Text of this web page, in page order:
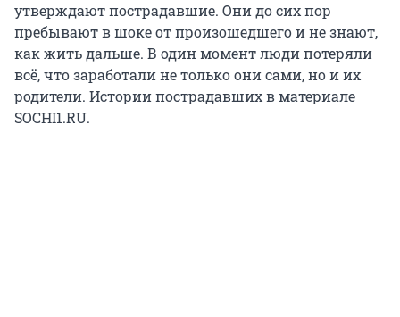
утверждают пострадавшие. Они до сих пор
пребывают в шоке от произошедшего и не знают,
как жить дальше. В один момент люди потеряли
всё, что заработали не только они сами, но и их
родители. Истории пострадавших в материале
SOCHI1.RU.